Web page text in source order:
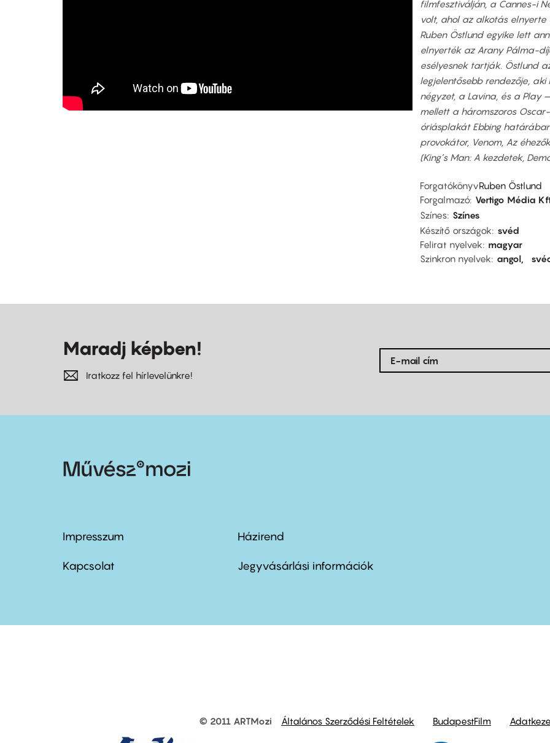
filmfesztiválján, a Cannes-i
volt, ahol az alkotás
Ruben Östlund egyike lett
elnyerték az Arany Pálma-
esélyesnek tartják. Östlund
legjelentősebb rendezője,
négyzet, a Lavina, és a Play
mellett a háromszoros
óriásplakát Ebbing
provokátor, Venom, Az
(King’s Man: A kezdetek,
ForgatókönyvRuben Östlund
Forgalmazó Vertigo Média
Színes Színes
Készítő országok
svéd
Felirat nyelvek
magyar
Szinkron nyelvek
angol
Maradj képben!
Iratkozz fel hírlevelünkre!
Footer
menu
Impresszum
Kapcsolat
Footer
menu
Házirend
Jegyvásárlási információk
© 2011 ARTMozi Általános Szerződési Feltételek BudapestFilm